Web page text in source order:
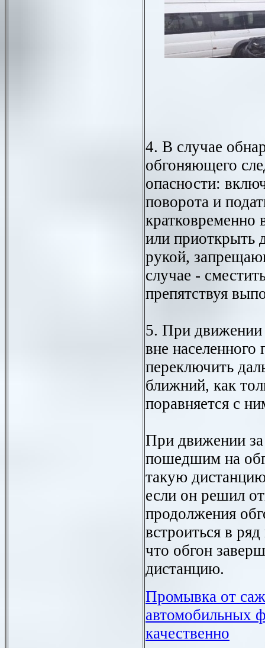
4. В случае
обгоняющего
опасности:
поворота и
кратковременно
или приоткрыть
рукой,
случае -
препятствуя
5. При движении
вне населенного
переключить
ближний, как
поравняется с
При движении
пошедшим на
такую
если он решил
продолжения
встроиться в
что обгон
дистанцию.
Промывка от
автомобильных
качественно